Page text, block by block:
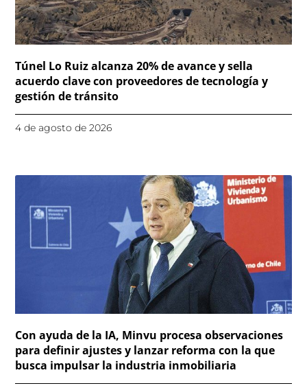
Túnel Lo Ruiz alcanza 20% de avance y sella
acuerdo clave con proveedores de tecnología y
gestión de tránsito
4 de agosto de 2026
Con ayuda de la IA, Minvu procesa observaciones
para definir ajustes y lanzar reforma con la que
busca impulsar la industria inmobiliaria